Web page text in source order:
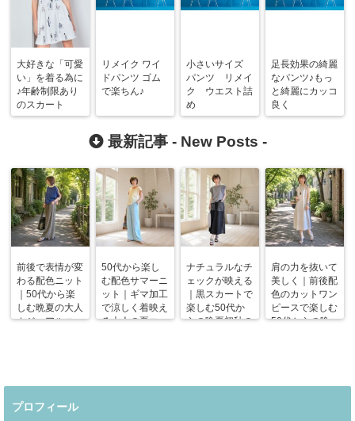
大好きな「可愛
い」を着る為に
♪年齢制限あり
のスカート
リメイク ワイ
ドパンツ ゴム
で楽ちん♪
小さいサイズ
パンツ リメイ
ク ウエスト詰
め
足長効果の綺麗
なパンツ♪もっ
と綺麗にカッコ
良く
最新記事 - New Posts -
前後で表情が変
わる配色ニット
｜50代から楽
しむ晩夏の大人
カジュアルコー
50代から楽し
む配色サマーニ
ット｜ギマ加工
で涼しく着映え
る大人の夏コー
ナチュラルなチ
ェックが映える
｜黒スカートで
楽しむ50代か
らの晩夏初秋の
肩の力を抜いて
美しく｜前後配
色のカットワン
ピースで楽しむ
50代からの晩
プロフィール